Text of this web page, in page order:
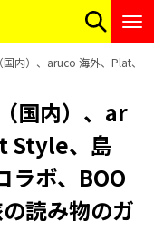
内）、aruco 海外、Plat、
国内）、ar
Style、島
ラボ、BOO
読み物のガ